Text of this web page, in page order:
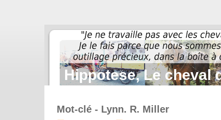
Hippotese, Le cheval
Mot-clé - Lynn. R. Miller